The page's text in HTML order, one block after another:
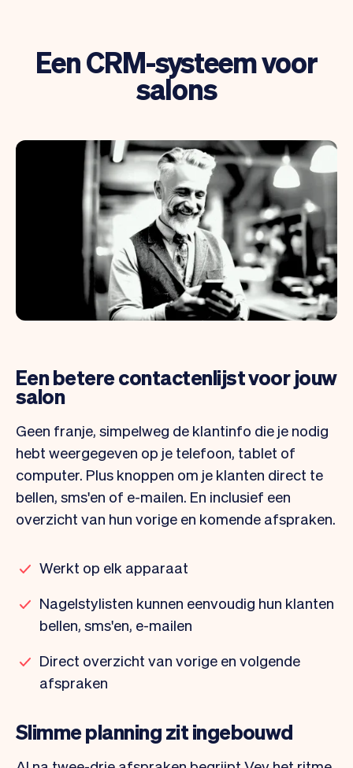
Een CRM-systeem voor
salons
Een betere contactenlijst voor jouw
salon
Geen franje, simpelweg de klantinfo die je nodig
hebt weergegeven op je telefoon, tablet of
computer. Plus knoppen om je klanten direct te
bellen, sms'en of e-mailen. En inclusief een
overzicht van hun vorige en komende afspraken.
Werkt op elk apparaat
Nagelstylisten kunnen eenvoudig hun klanten
bellen, sms'en, e-mailen
Direct overzicht van vorige en volgende
afspraken
Slimme planning zit ingebouwd